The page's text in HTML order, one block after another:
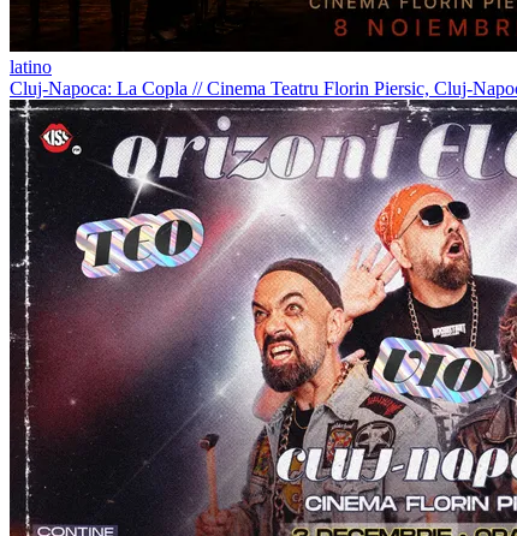
latino
Cluj-Napoca: La Copla //Cinema Teatru Florin Piersic, Cluj-